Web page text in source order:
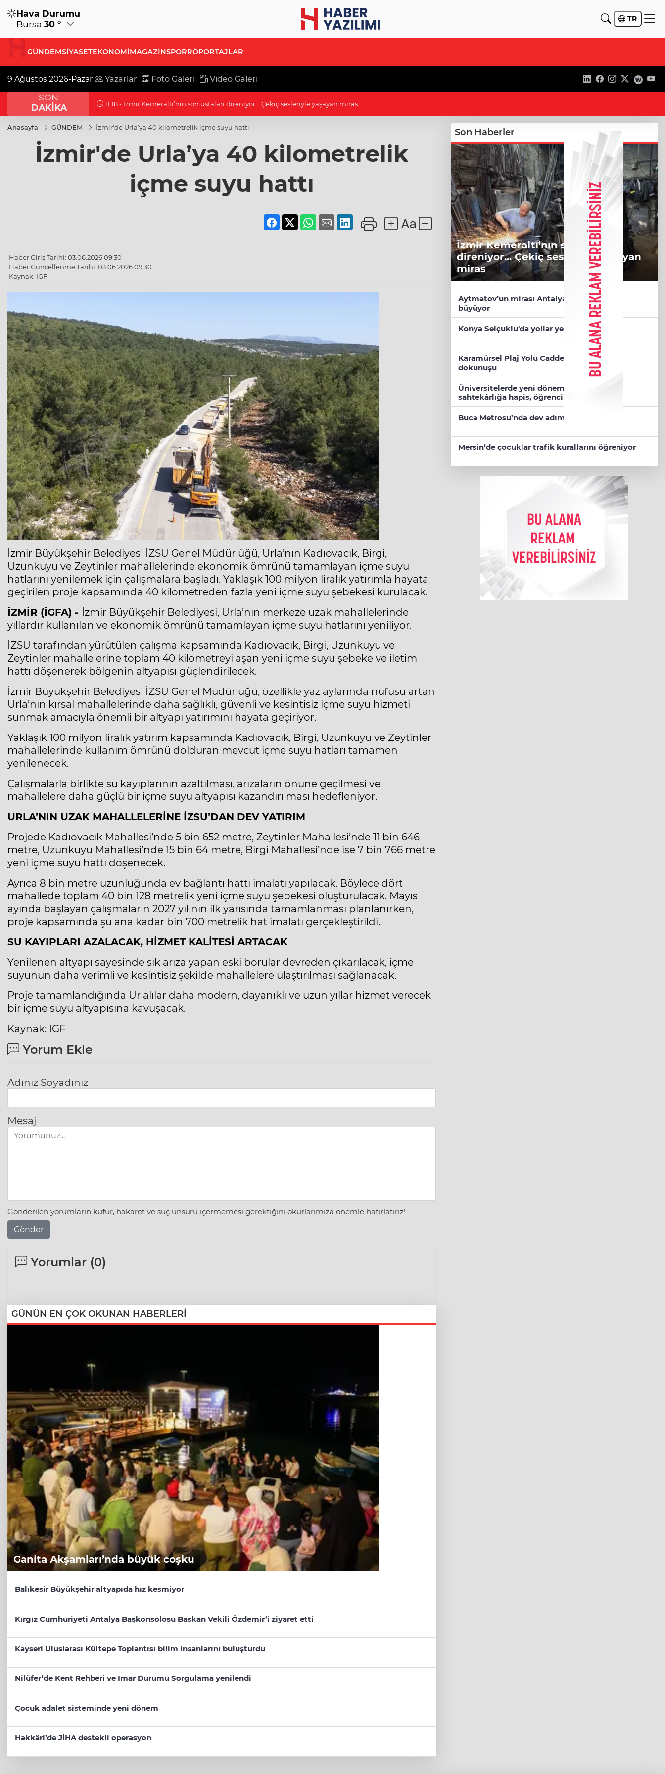
Hava Durumu
Bursa 30 ° TR
GÜNDEMSİYASETEKONOMİMAGAZİNSPORRÖPORTAJLAR
9 Ağustos 2026-Pazar Yazarlar Foto Galeri Video Galeri
SON
DAKİKA
11:18 - Nevşehir'de telefon ışıkları Bengü'nün şarkılarına eşlik etti
Anasayfa GÜNDEM İzmir'de Urla’ya 40 kilometrelik içme suyu hattı
İzmir'de Urla’ya 40 kilometrelik
içme suyu hattı
Haber Giriş Tarihi: 03.06.2026 09:30
Haber Güncellenme Tarihi: 03.06.2026 09:30
Kaynak: IGF
İzmir Büyükşehir Belediyesi İZSU Genel Müdürlüğü, Urla’nın Kadıovacık, Birgi,
Uzunkuyu ve Zeytinler mahallelerinde ekonomik ömrünü tamamlayan içme suyu
hatlarını yenilemek için çalışmalara başladı. Yaklaşık 100 milyon liralık yatırımla hayata
geçirilen proje kapsamında 40 kilometreden fazla yeni içme suyu şebekesi kurulacak.
İZMİR (İGFA) - İzmir Büyükşehir Belediyesi, Urla’nın merkeze uzak mahallelerinde
yıllardır kullanılan ve ekonomik ömrünü tamamlayan içme suyu hatlarını yeniliyor.
İZSU tarafından yürütülen çalışma kapsamında Kadıovacık, Birgi, Uzunkuyu ve
Zeytinler mahallelerine toplam 40 kilometreyi aşan yeni içme suyu şebeke ve iletim
hattı döşenerek bölgenin altyapısı güçlendirilecek.
İzmir Büyükşehir Belediyesi İZSU Genel Müdürlüğü, özellikle yaz aylarında nüfusu artan
Urla’nın kırsal mahallelerinde daha sağlıklı, güvenli ve kesintisiz içme suyu hizmeti
sunmak amacıyla önemli bir altyapı yatırımını hayata geçiriyor.
Yaklaşık 100 milyon liralık yatırım kapsamında Kadıovacık, Birgi, Uzunkuyu ve Zeytinler
mahallelerinde kullanım ömrünü dolduran mevcut içme suyu hatları tamamen
yenilenecek.
Çalışmalarla birlikte su kayıplarının azaltılması, arızaların önüne geçilmesi ve
mahallelere daha güçlü bir içme suyu altyapısı kazandırılması hedefleniyor.
URLA’NIN UZAK MAHALLELERİNE İZSU’DAN DEV YATIRIM
Projede Kadıovacık Mahallesi’nde 5 bin 652 metre, Zeytinler Mahallesi’nde 11 bin 646
metre, Uzunkuyu Mahallesi’nde 15 bin 64 metre, Birgi Mahallesi’nde ise 7 bin 766 metre
yeni içme suyu hattı döşenecek.
Ayrıca 8 bin metre uzunluğunda ev bağlantı hattı imalatı yapılacak. Böylece dört
mahallede toplam 40 bin 128 metrelik yeni içme suyu şebekesi oluşturulacak. Mayıs
ayında başlayan çalışmaların 2027 yılının ilk yarısında tamamlanması planlanırken,
proje kapsamında şu ana kadar bin 700 metrelik hat imalatı gerçekleştirildi.
SU KAYIPLARI AZALACAK, HİZMET KALİTESİ ARTACAK
Yenilenen altyapı sayesinde sık arıza yapan eski borular devreden çıkarılacak, içme
suyunun daha verimli ve kesintisiz şekilde mahallelere ulaştırılması sağlanacak.
Proje tamamlandığında Urlalılar daha modern, dayanıklı ve uzun yıllar hizmet verecek
bir içme suyu altyapısına kavuşacak.
Kaynak: IGF
Yorum Ekle
Adınız Soyadınız
Mesaj
Gönderilen yorumların küfür, hakaret ve suç unsuru içermemesi gerektiğini okurlarımıza önemle hatırlatırız!
Gönder
Yorumlar (0)
GÜNÜN EN ÇOK OKUNAN HABERLERİ
Ganita Akşamları’nda büyük coşku
Balıkesir Büyükşehir altyapıda hız kesmiyor
Kırgız Cumhuriyeti Antalya Başkonsolosu Başkan Vekili Özdemir’i ziyaret etti
Kayseri Uluslarası Kültepe Toplantısı bilim insanlarını buluşturdu
Nilüfer’de Kent Rehberi ve İmar Durumu Sorgulama yenilendi
Çocuk adalet sisteminde yeni dönem
Hakkâri’de JİHA destekli operasyon
Son Haberler
İzmir Kemeraltı’nın son ustaları
direniyor... Çekiç sesleriyle yaşayan
miras
Aytmatov’un mirası Antalya Muratpaşa’da
büyüyor
Konya Selçuklu'da yollar yenileniyor
Karamürsel Plaj Yolu Caddesi’ne özel asfalt
dokunuşu
Üniversitelerde yeni dönem! Akademik
sahtekârlığa hapis, öğrencilere dönüş yolu
Buca Metrosu’nda dev adım
Mersin’de çocuklar trafik kurallarını öğreniyor